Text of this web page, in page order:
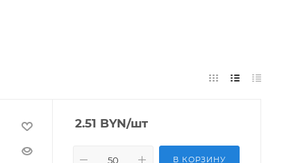
2.51 BYN/шт
В КОРЗИНУ